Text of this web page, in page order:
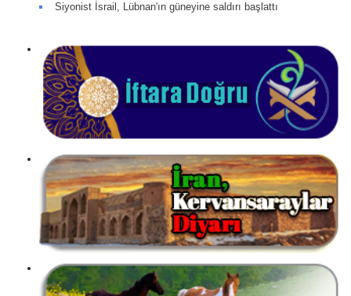
Siyonist İsrail, Lübnan'ın güneyine saldırı başlattı